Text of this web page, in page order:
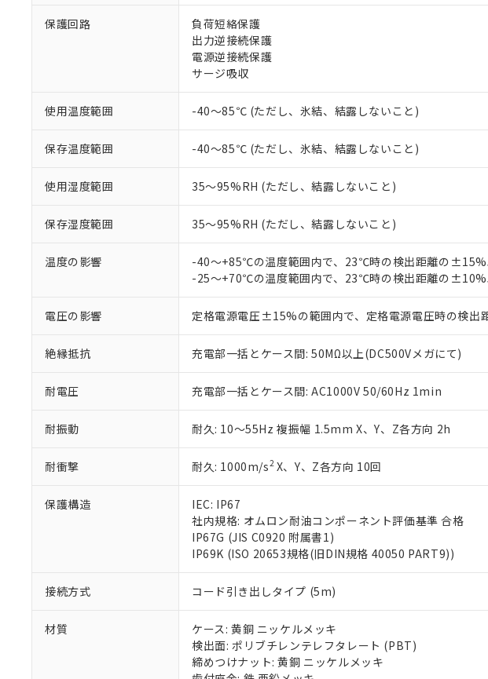
保護回路
負荷短絡保護
出力逆接続保護
電源逆接続保護
サージ吸収
使用温度範囲 -40～85℃ (ただし、氷結、結露しないこと)
保存温度範囲 -40～85℃ (ただし、氷結、結露しないこと)
使用湿度範囲 35～95%RH (ただし、結露しないこと)
保存湿度範囲 35～95%RH (ただし、結露しないこと)
温度の影響
-40～+85℃の温度範囲内で、23℃時の検出距離の±15%
-25～+70℃の温度範囲内で、23℃時の検出距離の±10%
電圧の影響 定格電源電圧±15%の範囲内で、定格電源電圧時の検
絶縁抵抗 充電部一括とケース間: 50MΩ以上(DC500Vメガにて)
耐電圧 充電部一括とケース間: AC1000V 50/60Hz 1min
耐振動 耐久: 10～55Hz 複振幅 1.5mm X、Y、Z各方向 2h
耐衝撃 耐久: 1000m/s2X、Y、Z各方向 10回
保護構造
IEC: IP67
社内規格: オムロン耐油コンポーネント評価基準 合格
IP67G (JIS C0920 附属書1)
IP69K (ISO 20653規格(旧DIN規格 40050 PART9))
接続方式 コード引き出しタイプ (5m)
材質
ケース: 黄銅 ニッケルメッキ
検出面: ポリブチレンテレフタレート (PBT)
締めつけナット: 黄銅 ニッケルメッキ
以下の条件をお読みいただき、同意のうえご
当社制御機器事業取扱商品の中には、
在庫状況および標準価格照会結果は、
のであり、閲覧された時点での実際の
い。
正式な納期状況および標準価格はお客
当社販売員にご相談ください。
オムロン制御機器販売店や当社販売拠点
す。
マイパーツ機能（部品リスト作成サー
ている必要があります。
お客様が当ウェブサイト上で当社にご
が、当社の製品・サービスに関するお
さい。
いる法人を指します。
仕入先様の事情により、非含有部品としてい
があります。
*EU RoHS指令（10物質）：
ル（DBP） 1000ppm以下、フタル酸ジイソブチル
※2 対応予定月
※3 非含有証明書ダウンロード
下記の非含有証明書をダウンロードすること
EU RoHS指令（10物質）の非含有証明書
51物質の非含有証明書（当社基準）
また、RoHS指令のフタル酸エステル類４
混在することから備考欄に対応日を記載して
既に当社にて対応品への在庫切替を完了し
り割愛しております。
※1 中国RoHS○×表
「○」：最大均質材料含有率が中国RoHSの
「×」：最大均質材料含有率が中国RoHSの
*中国RoHS10物質の基準値 (GB/T26572)：
Pb(鉛) :1000ppm、 Hg(水銀) : 1000ppm、 Cd(カドミウム)
Cr(Ⅵ)(六価クロム) : 1000ppm、 PBBs(ポリ臭化ビフェニ
DBP(フタル酸ジブチル) : 1000ppm、 DIBP(フタル酸ジイ
DEHP(フタル酸ビス(2-エチルヘキシル)) : 1000ppm
※2 環境保護使用期限
「ｅ」：有害物質（10物質）のすべてが基準
味します。
「－」：未確認です。当社販売部門へお問い
当社は規制貨物を破棄する場合は、完
ます。
当社は貴社製品を、核兵器、ミサイル
置等に一切使用いたしません。
当社は、貴社製品を第三者に販売する
また当社は、販売先および販売に係わ
合意する
記
号
説明
○ 一定数以上の在庫あり
△ 一定数には満たないが在庫あり
－
在庫なし(最新の在庫状況につい
機器販売店・当社販売員にご確認く
空
受注生産機種、また在庫状況の情